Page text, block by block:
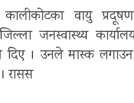
वायु
जनस्वास्थ्य
दिए । उनले मास्क
रासस